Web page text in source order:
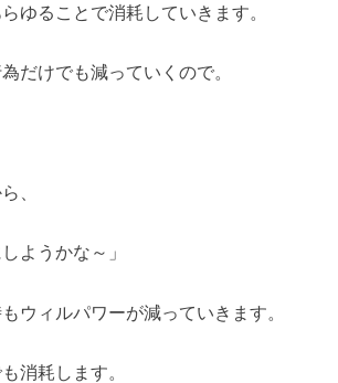
ゆることで消耗していきます。
だけでも減っていくので。
、
ようかな～」
ウィルパワーが減っていきます。
消耗します。